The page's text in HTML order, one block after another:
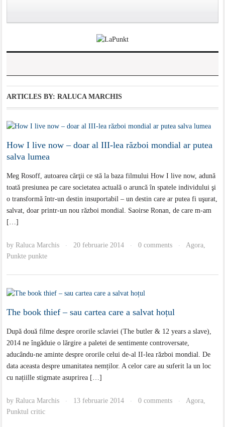
ARTICLES BY: RALUCA MARCHIS
How I live now – doar al III-lea război mondial ar putea
salva lumea
Meg Rosoff, autoarea cărţii ce stă la baza filmului How I live now, adună
toată presiunea pe care societatea actuală o aruncă în spatele individului şi
o transformă într-un destin insuportabil – un destin care ar putea fi uşurat,
salvat, doar printr-un nou război mondial. Saoirse Ronan, de care m-am
[…]
byRaluca Marchis · 20 februarie 2014 · 0 comments · Agora,
Punkte punkte
The book thief – sau cartea care a salvat hoțul
După două filme despre ororile sclaviei (The butler & 12 years a slave),
2014 ne îngăduie o lărgire a paletei de sentimente controversate,
aducându-ne aminte despre ororile celui de-al II-lea război mondial. De
data aceasta despre umanitatea nemților. A celor care au suferit la un loc
cu națiille stigmate asuprirea […]
byRaluca Marchis · 13 februarie 2014 · 0 comments · Agora,
Punktul critic